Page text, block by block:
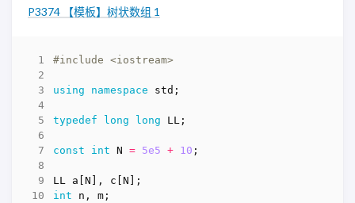
P3374 【模板】树状数组 1
#include <iostream>
using namespace std ;
typedef long long LL ;
const int N = 5e5 + 10 ;
LL a [N ], c [N ];
int
n , m ;